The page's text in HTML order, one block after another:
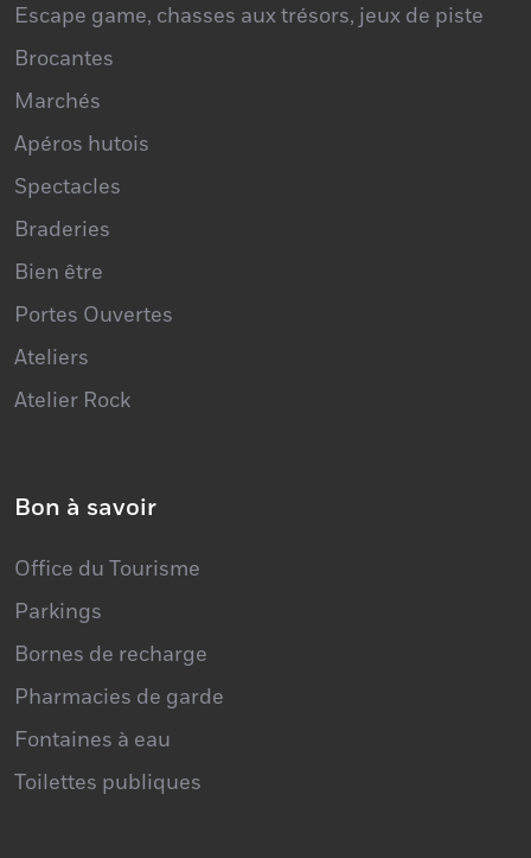
Escape game, chasses aux trésors, jeux de piste
Brocantes
Marchés
Apéros hutois
Spectacles
Braderies
Bien être
Portes Ouvertes
Ateliers
Atelier Rock
Bon à savoir
Office du Tourisme
Parkings
Bornes de recharge
Pharmacies de garde
Fontaines à eau
Toilettes publiques